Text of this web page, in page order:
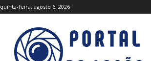
quinta-feira, agosto 6, 2026